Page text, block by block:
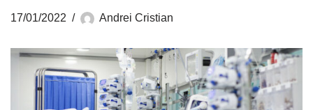
17/01/2022 Andrei Cristian